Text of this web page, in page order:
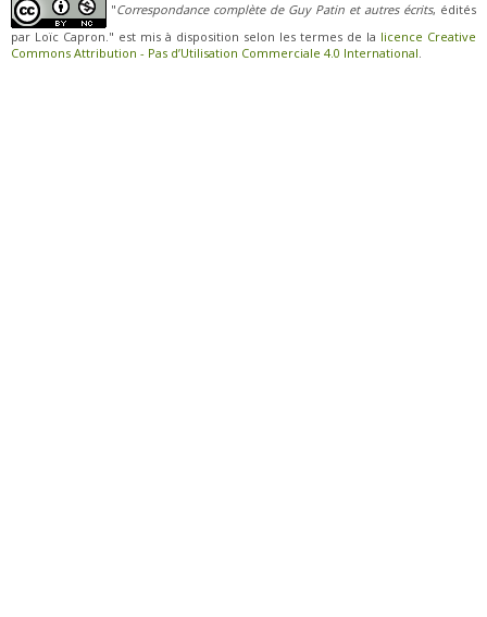
"Correspondance complète de Guy Patin et autres écrits, édités
par Loïc Capron." est mis à disposition selon les termes de la licence Creative
Commons Attribution - Pas d’Utilisation Commerciale 4.0 International.